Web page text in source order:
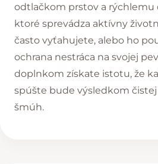
odtlačkom prstov a rýchlemu
ktoré sprevádza aktívny
často vyťahujete, alebo ho
ochrana nestráca na svojej
doplnkom získate istotu, že
spúšte bude výsledkom
šmúh.